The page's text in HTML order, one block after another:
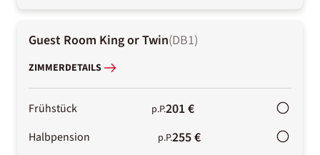
Guest Room King or Twin(DB1)
ZIMMERDETAILS
Frühstück p.P.201 €
Halbpension p.P.255 €